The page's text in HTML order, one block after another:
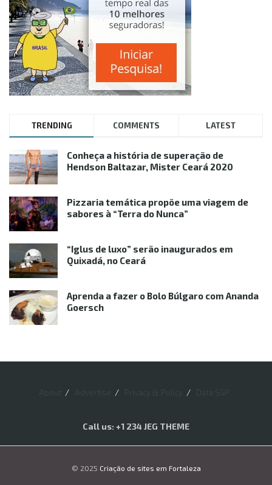
TRENDING COMMENTS LATEST
Conheça a história de superação de
Hendson Baltazar, Mister Ceará 2020
Pizzaria temática propõe uma viagem de
sabores à “Terra do Nunca”
“Iglus de luxo” serão inaugurados em
Quixadá, no Ceará
Aprenda a fazer o Bolo Búlgaro com Ananda
Goersch
Call us: +1 234 JEG THEME
© 2025 Criação de sites em Fortaleza